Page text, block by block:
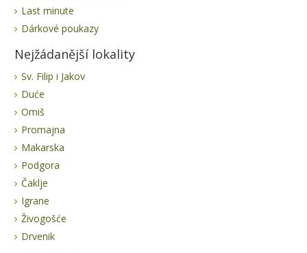
Last minute
Dárkové poukazy
Nejžádanější lokality
Sv. Filip i Jakov
Duće
Omiš
Promajna
Makarska
Podgora
Čaklje
Igrane
Živogošće
Drvenik